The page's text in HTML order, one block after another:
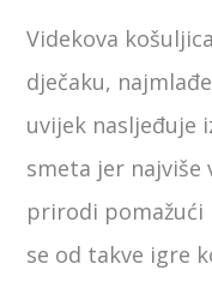
Videkova
dječaku,
uvijek nasljeđuje
smeta jer
prirodi pomažući
se od takve igre